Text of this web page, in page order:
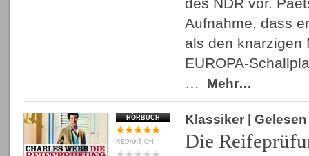
Aufnahme, dass
als den knarzigen
EUROPA-
…
Mehr…
HÖRBUCH
REDAKTION
Klassiker |
Die